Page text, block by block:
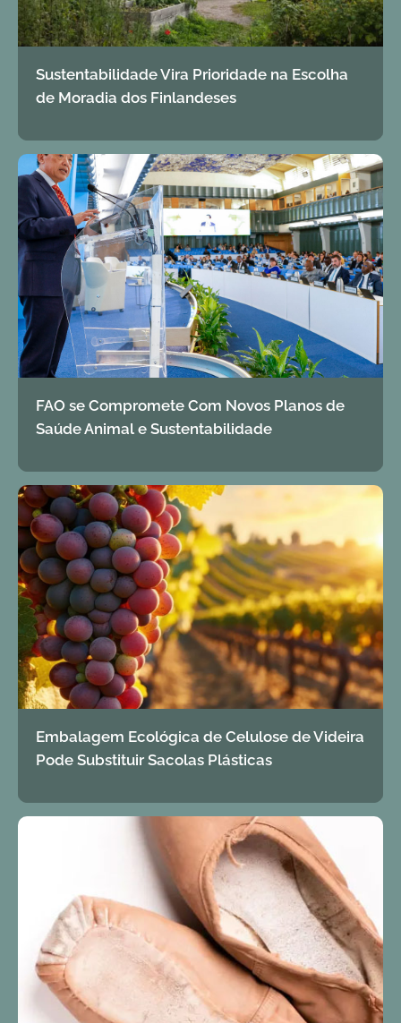
Sustentabilidade Vira Prioridade na Escolha
de Moradia dos Finlandeses
FAO se Compromete Com Novos Planos de
Saúde Animal e Sustentabilidade
Embalagem Ecológica de Celulose de Videira
Pode Substituir Sacolas Plásticas